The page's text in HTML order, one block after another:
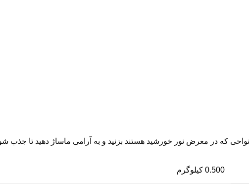
که در معرض نور خورشید هستند بزنید و به آرامی ماساژ دهید تا جذب
0.500 کیلوگرم